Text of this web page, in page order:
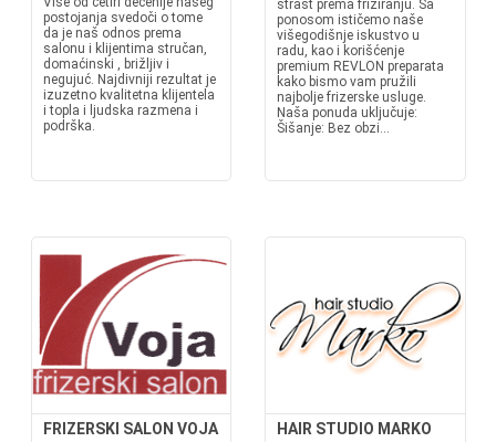
postojanja svedoči o tome
da je naš odnos prema
salonu i klijentima stručan,
domaćinski , brižljiv i
negujuć. Najdivniji rezultat je
izuzetno kvalitetna klijentela
i topla i ljudska razmena i
podrška.
strast prema friziranju. Sa
ponosom ističemo naše
višegodišnje iskustvo u
radu, kao i korišćenje
premium REVLON preparata
kako bismo vam pružili
najbolje frizerske usluge.
Naša ponuda uključuje:
Šišanje: Bez obzi...
FRIZERSKI SALON VOJA HAIR STUDIO MARKO